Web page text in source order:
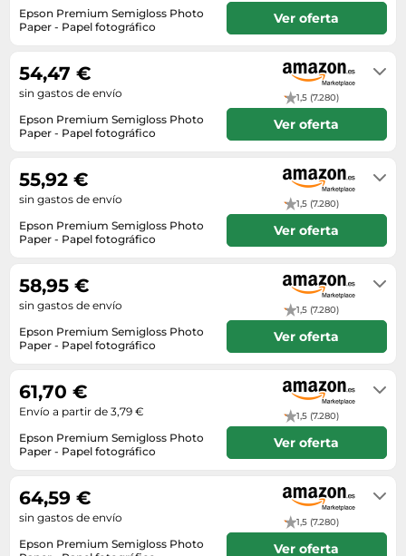
Ropa deportiva y outdoor
Zapatillas de tenis
Perfumes de mujer
Placer y anticoncepción
Productos de higiene corporal
Productos para baño y ducha
Sets de belleza
Tensiómetros
Termómetros clínicos
Tratamientos faciales
Media
Monitores y pantallas ordenador
Máquinas de afeitar
Móviles
Ordenadores portátiles
Placas de cocina
Radios
Sonido y alta fidelidad
TV, vídeo y DVD
Tablets
Televisores
Playmobil
Vehículos a escala
Relojes
Sneakers
Tejer y crochet
Zapatillas de atletismo
Zapatos
Zapatos mujer
Epson Premium Semigloss Photo
Paper - Papel fotográfico
Ver oferta
Epson Premium Semigloss Photo
Paper - Papel fotográfico
1,5 (7.280)
54,47 €
sin gastos de envío
Ver oferta
Epson Premium Semigloss Photo
Paper - Papel fotográfico
1,5 (7.280)
55,92 €
sin gastos de envío
Ver oferta
Epson Premium Semigloss Photo
Paper - Papel fotográfico
1,5 (7.280)
58,95 €
sin gastos de envío
Ver oferta
Epson Premium Semigloss Photo
Paper - Papel fotográfico
1,5 (7.280)
61,70 €
Envío a partir de 3,79 €
Ver oferta
Epson Premium Semigloss Photo
1,5 (7.280)
64,59 €
sin gastos de envío
Ver oferta